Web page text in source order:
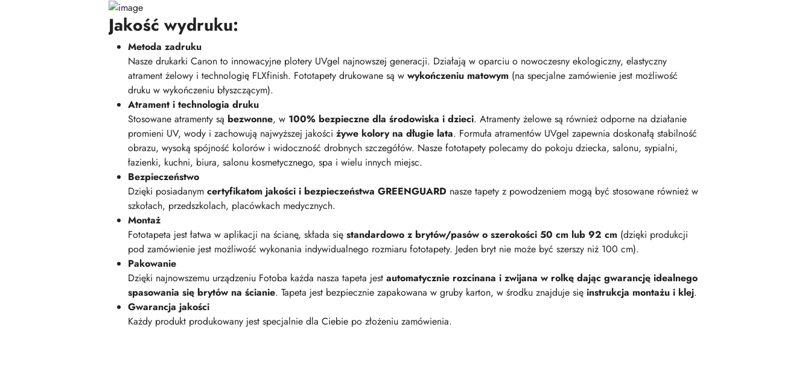
Jakość wydruku:
Metoda zadruku
Nasze drukarki Canon to innowacyjne plotery UVgel najnowszej generacji. Działają w oparciu o nowoczesny ekologiczny, elastyczny
atrament żelowy i technologię FLXfinish. Fototapety drukowane są w wykończeniu matowym (na specjalne zamówienie jest możliwość
druku w wykończeniu błyszczącym).
Atrament i technologia druku
Stosowane atramenty są bezwonne, w 100% bezpieczne dla środowiska i dzieci. Atramenty żelowe są również odporne na działanie
promieni UV, wody i zachowują najwyższej jakości żywe kolory na długie lata. Formuła atramentów UVgel zapewnia doskonałą stabilność
obrazu, wysoką spójność kolorów i widoczność drobnych szczegółów. Nasze fototapety polecamy do pokoju dziecka, salonu, sypialni,
łazienki, kuchni, biura, salonu kosmetycznego, spa i wielu innych miejsc.
Bezpieczeństwo
Dzięki posiadanym certyfikatom jakości i bezpieczeństwa GREENGUARD nasze tapety z powodzeniem mogą być stosowane również w
szkołach, przedszkolach, placówkach medycznych.
Montaż
Fototapeta jest łatwa w aplikacji na ścianę, składa się standardowo z brytów/pasów o szerokości 50 cm lub 92 cm (dzięki produkcji
pod zamówienie jest możliwość wykonania indywidualnego rozmiaru fototapety. Jeden bryt nie może być szerszy niż 100 cm).
Pakowanie
Dzięki najnowszemu urządzeniu Fotoba każda nasza tapeta jest automatycznie rozcinana i zwijana w rolkę dając gwarancję idealnego
spasowania się brytów na ścianie. Tapeta jest bezpiecznie zapakowana w gruby karton, w środku znajduje się instrukcja montażu i klej.
Gwarancja jakości
Każdy produkt produkowany jest specjalnie dla Ciebie po złożeniu zamówienia.